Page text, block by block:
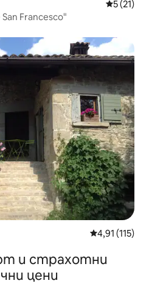
Средна
5 (21)
Francesco"
Средна
4,91 (115)
и страхотни
цени